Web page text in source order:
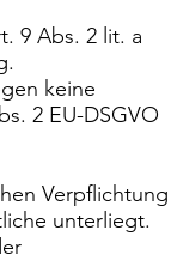
9 Abs. 2 lit. a
keine
2 EU-DSGVO
Verpflichtung
unterliegt.